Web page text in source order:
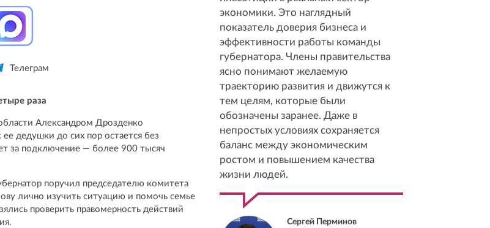
Телеграм
раза
Александром Дрозденко
дедушки до сих пор остается без
за подключение — более 900 тысяч
поручил председателю комитета
лично изучить ситуацию и помочь семье
проверить правомерность действий
экономики. Это наглядный
показатель доверия бизнеса и
эффективности работы команды
губернатора. Члены правительства
ясно понимают желаемую
траекторию развития и движутся к
тем целям, которые были
обозначены заранее. Даже в
непростых условиях сохраняется
баланс между экономическим
ростом и повышением качества
жизни людей.
Сергей Перминов